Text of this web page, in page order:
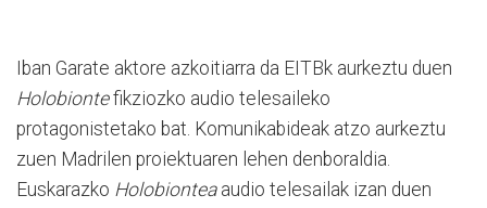
Iban Garate aktore azkoitiarra da EITBk aurkeztu duen
Holobiontefikziozko audio telesaileko
protagonistetako bat. Komunikabideak atzo aurkeztu
zuen Madrilen proiektuaren lehen denboraldia.
Euskarazko Holobiontea audio telesailak izan duen